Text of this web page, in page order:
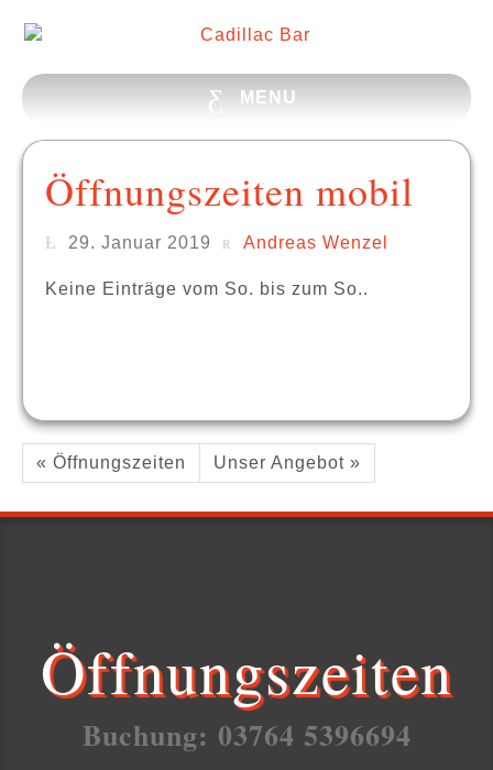
MENU
Öffnungszeiten mobil
29. Januar 2019 Andreas Wenzel
Keine Einträge vom So. bis zum So..
« Öffnungszeiten Unser Angebot »
Öffnungszeiten
Buchung: 03764 5396694